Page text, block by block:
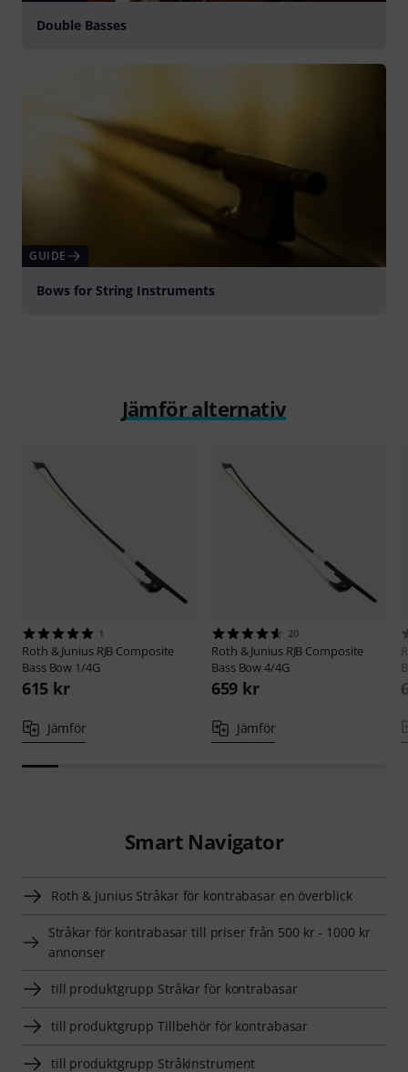
Double Basses
GUIDE
Bows for String Instruments
Jämför alternativ
1
Roth & Junius RJB Composite
Bass Bow 1/4G
615 kr
Jämför
20
Roth & Junius RJB Composite
Bass Bow 4/4G
659 kr
Jämför
Smart Navigator
Roth & Junius Stråkar för kontrabasar en överblick
Stråkar för kontrabasar till priser från 500 kr - 1000 kr
annonser
till produktgrupp Stråkar för kontrabasar
till produktgrupp Tillbehör för kontrabasar
till produktgrupp Stråkinstrument